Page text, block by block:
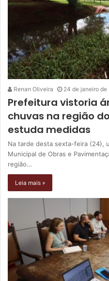
Renan Oliveira 24 de janeiro de
Prefeitura vistoria
chuvas na região
estuda medidas
Na tarde desta sexta-feira (24),
Municipal de Obras e
região…
Leia mais »